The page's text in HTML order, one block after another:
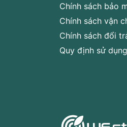
Chính sách bảo
Chính sách vận
Chính sách đổi
Quy định sử dụng